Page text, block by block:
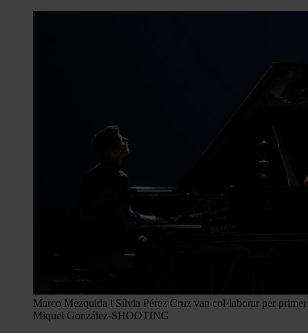
Marco Mezquida i Sílvia Pérez Cruz van col·laborar per
Miquel González-SHOOTING